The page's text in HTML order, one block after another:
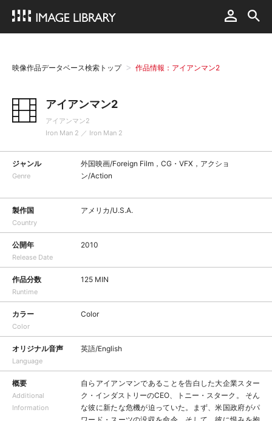
映像作品データベース検索トップ 作品情報：アイアンマン2
アイアンマン2
アイアンマン2
Iron Man 2 ／ Iron Man 2
ジャンル
Genre
外国映画/Foreign Film，CG・VFX，アクショ
ン/Action
製作国
Country
アメリカ/U.S.A.
公開年
Release Date
2010
作品分数
Runtime
125 MIN
カラー
Color
Color
オリジナル音声
Language
英語/English
概要
Additional
Information
自らアイアンマンであることを告白した大企業スター
ク・インダストリーのCEO、トニー・スターク。 そん
な彼に新たな危機が迫っていた。まず、米国政府がパ